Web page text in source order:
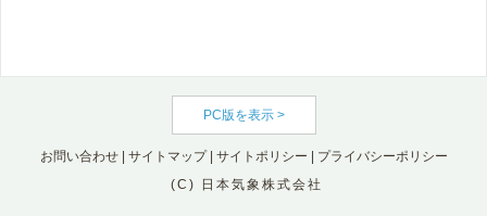
PC版を表示 >
お問い合わせ| サイトマップ| サイトポリシー
プライバシーポリシー
(C) 日本気象株式会社